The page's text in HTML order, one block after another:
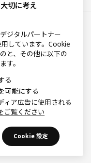
特定商取引法に基づく表記
切に考え
ジタルパートナー
しています。Cookie
と、その他に以下の
す。
る
可能にする
ィア広告に使用される
ご覧ください
Cookie 設定